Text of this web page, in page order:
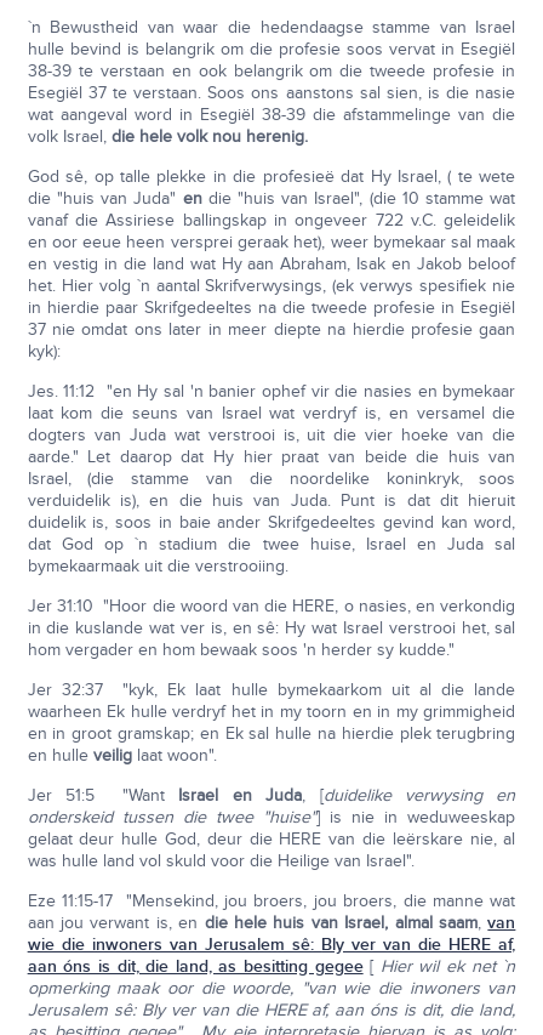
`n Bewustheid van waar die hedendaagse stamme van Israel
hulle bevind is belangrik om die profesie soos vervat in Esegiël
38-39 te verstaan en ook belangrik om die tweede profesie in
Esegiël 37 te verstaan. Soos ons aanstons sal sien, is die nasie
wat aangeval word in Esegiël 38-39 die afstammelinge van die
volk Israel, die hele volk nou herenig.
God sê, op talle plekke in die profesieë dat Hy Israel, ( te wete
die "huis van Juda" endie "huis van Israel", (die 10 stamme wat
vanaf die Assiriese ballingskap in ongeveer 722 v.C. geleidelik
en oor eeue heen versprei geraak het), weer bymekaar sal maak
en vestig in die land wat Hy aan Abraham, Isak en Jakob beloof
het. Hier volg `n aantal Skrifverwysings, (ek verwys spesifiek nie
in hierdie paar Skrifgedeeltes na die tweede profesie in Esegiël
37 nie omdat ons later in meer diepte na hierdie profesie gaan
kyk):
Jes. 11:12 "en Hy sal 'n banier ophef vir die nasies en bymekaar
laat kom die seuns van Israel wat verdryf is, en versamel die
dogters van Juda wat verstrooi is, uit die vier hoeke van die
aarde." Let daarop dat Hy hier praat van beide die huis van
Israel, (die stamme van die noordelike koninkryk, soos
verduidelik is), en die huis van Juda. Punt is dat dit hieruit
duidelik is, soos in baie ander Skrifgedeeltes gevind kan word,
dat God op `n stadium die twee huise, Israel en Juda sal
bymekaarmaak uit die verstrooiing.
Jer 31:10 "Hoor die woord van die HERE, o nasies, en verkondig
in die kuslande wat ver is, en sê: Hy wat Israel verstrooi het, sal
hom vergader en hom bewaak soos 'n herder sy kudde."
Jer 32:37 "kyk, Ek laat hulle bymekaarkom uit al die lande
waarheen Ek hulle verdryf het in my toorn en in my grimmigheid
en in groot gramskap; en Ek sal hulle na hierdie plek terugbring
en hulle veiliglaat woon".
Jer 51:5 "Want Israel en Juda, [duidelike verwysing en
onderskeid tussen die twee "huise"] is nie in weduweeskap
gelaat deur hulle God, deur die HERE van die leërskare nie, al
was hulle land vol skuld voor die Heilige van Israel".
Eze 11:15-17 "Mensekind, jou broers, jou broers, die manne wat
aan jou verwant is, en die hele huis van Israel, almal saam,van
wie die inwoners van Jerusalem sê: Bly ver van die HERE af,
aan óns is dit, die land, as besitting gegee[ Hier wil ek net `n
opmerking maak oor die woorde, "van wie die inwoners van
Jerusalem sê: Bly ver van die HERE af, aan óns is dit, die land,